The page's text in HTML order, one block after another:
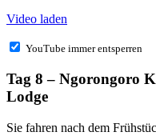
Video laden
YouTube immer entsperren
Tag 8 – Ngorongoro
Lodge
Sie fahren nach dem